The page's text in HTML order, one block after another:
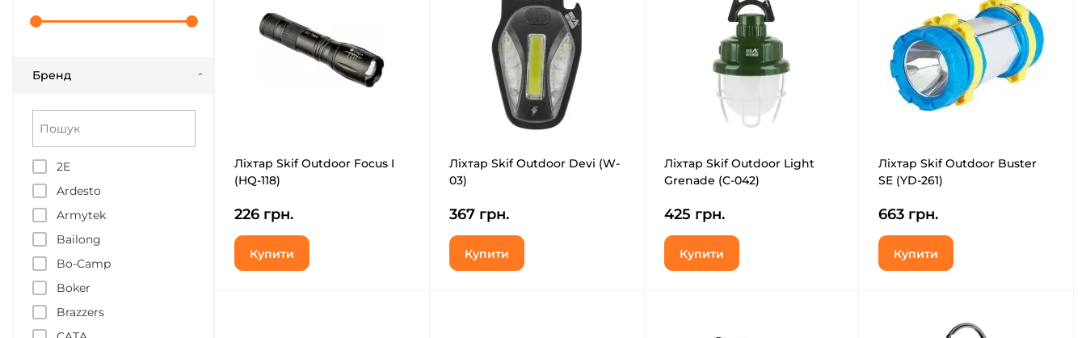
Бренд
2E
Ardesto
Armytek
Bailong
Bo-Camp
Boker
Brazzers
Ліхтар Skif Outdoor Focus I
(HQ-118)
226 грн.
Купити
Ліхтар Skif Outdoor Devi (W-
03)
367 грн.
Купити
Ліхтар Skif Outdoor Light
Grenade (C-042)
425 грн.
Купити
Ліхтар Skif Outdoor Buster
SE (YD-261)
663 грн.
Купити